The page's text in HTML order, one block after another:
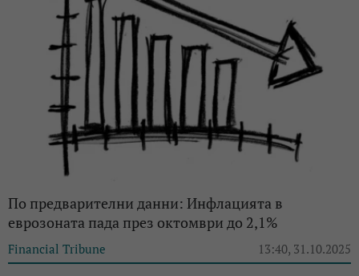
По предварителни данни: Инфлацията в
еврозоната пада през октомври до 2,1%
Financial Tribune 13:40, 31.10.2025